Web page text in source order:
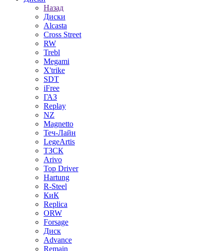
Назад
Диски
Alcasta
Cross Street
RW
Trebl
Megami
X'trike
SDT
iFree
ГАЗ
Replay
NZ
Magnetto
Теч-Лайн
LegeArtis
ТЗСК
Arivo
Top Driver
Hartung
R-Steel
КиК
Replica
ORW
Forsage
Диск
Advance
Remain